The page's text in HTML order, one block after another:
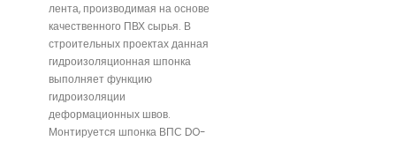
лента, производимая на основе
качественного ПВХ сырья. В
строительных проектах данная
гидроизоляционная шпонка
выполняет функцию
гидроизоляции
деформационных швов.
Монтируется шпонка ВПС DO-